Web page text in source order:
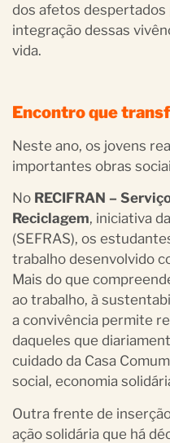
dos afetos despertados
integração dessas
vida.
Encontro que
Neste ano, os jovens
importantes obras
No RECIFRAN –
Reciclagem, iniciativa
(SEFRAS), os
trabalho desenvolvido
Mais do que
ao trabalho, à
a convivência permite
daqueles que
cuidado da Casa
social, economia
Outra frente de
ação solidária que há